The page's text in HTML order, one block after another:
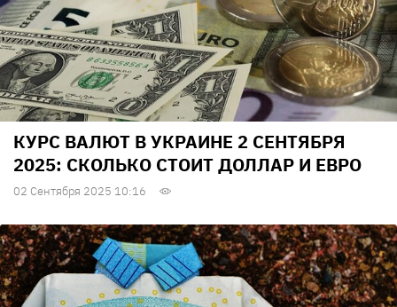
КУРС ВАЛЮТ В УКРАИНЕ 2 СЕНТЯБРЯ
2025: СКОЛЬКО СТОИТ ДОЛЛАР И ЕВРО
02 Сентября 2025 10:16